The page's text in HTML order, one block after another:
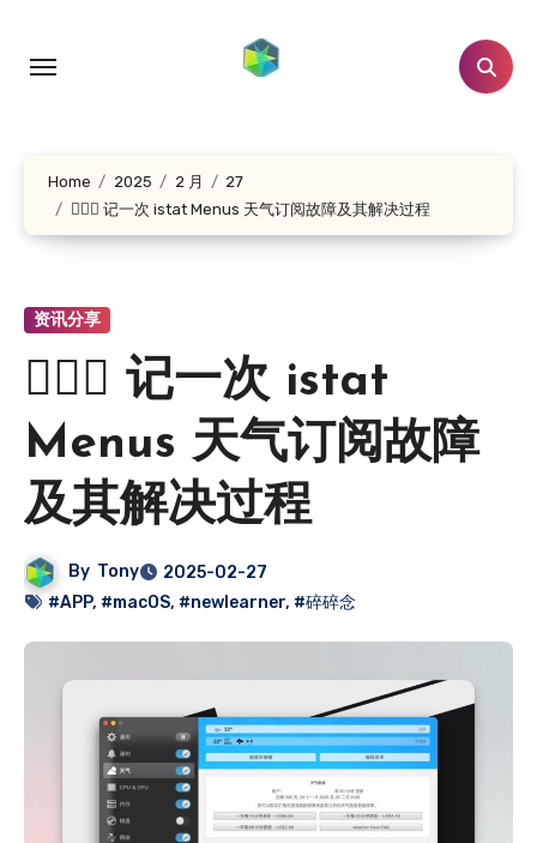
Home 2025 2 月
27
🕵🏻‍♂️ 记一次 istat Menus 天气订阅故障及其解决过程
资讯分享
🕵🏻‍♂️ 记一次 istat
Menus 天气订阅故障
及其解决过程
By Tony
2025-02-27
#APP, #macOS, #newlearner, #碎碎念